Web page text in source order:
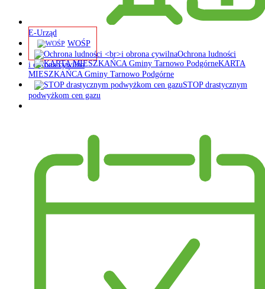
E-Urząd
WOŚP
Ochrona ludności
i obrona cywilna
KARTA
MIESZKAŃCA Gminy Tarnowo Podgórne
STOP drastycznym
podwyżkom cen gazu